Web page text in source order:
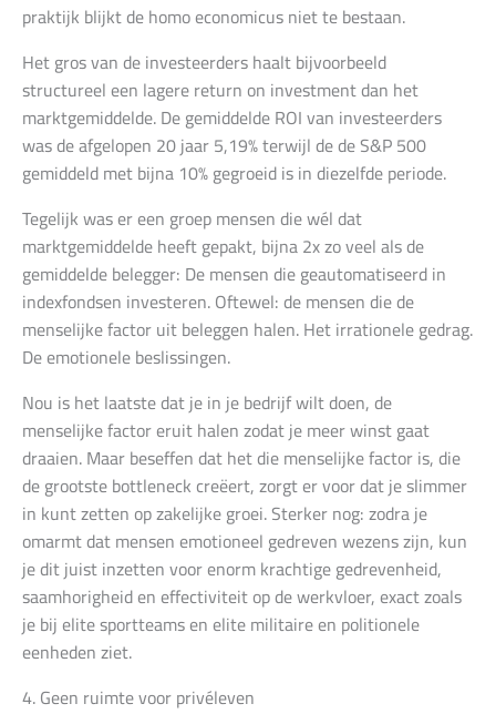
praktijk blijkt de homo economicus niet te bestaan.
Het gros van de investeerders haalt bijvoorbeeld
structureel een lagere return on investment dan het
marktgemiddelde. De gemiddelde ROI van investeerders
was de afgelopen 20 jaar 5,19% terwijl de de S&P 500
gemiddeld met bijna 10% gegroeid is in diezelfde periode.
Tegelijk was er een groep mensen die wél dat
marktgemiddelde heeft gepakt, bijna 2x zo veel als de
gemiddelde belegger: De mensen die geautomatiseerd in
indexfondsen investeren. Oftewel: de mensen die de
menselijke factor uit beleggen halen. Het irrationele gedrag.
De emotionele beslissingen.
Nou is het laatste dat je in je bedrijf wilt doen, de
menselijke factor eruit halen zodat je meer winst gaat
draaien. Maar beseffen dat het die menselijke factor is, die
de grootste bottleneck creëert, zorgt er voor dat je slimmer
in kunt zetten op zakelijke groei. Sterker nog: zodra je
omarmt dat mensen emotioneel gedreven wezens zijn, kun
je dit juist inzetten voor enorm krachtige gedrevenheid,
saamhorigheid en effectiviteit op de werkvloer, exact zoals
je bij elite sportteams en elite militaire en politionele
eenheden ziet.
4. Geen ruimte voor privéleven